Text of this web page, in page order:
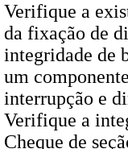
Verifique a
da fixação de
integridade de
um
interrupção e
Verifique a
Cheque de